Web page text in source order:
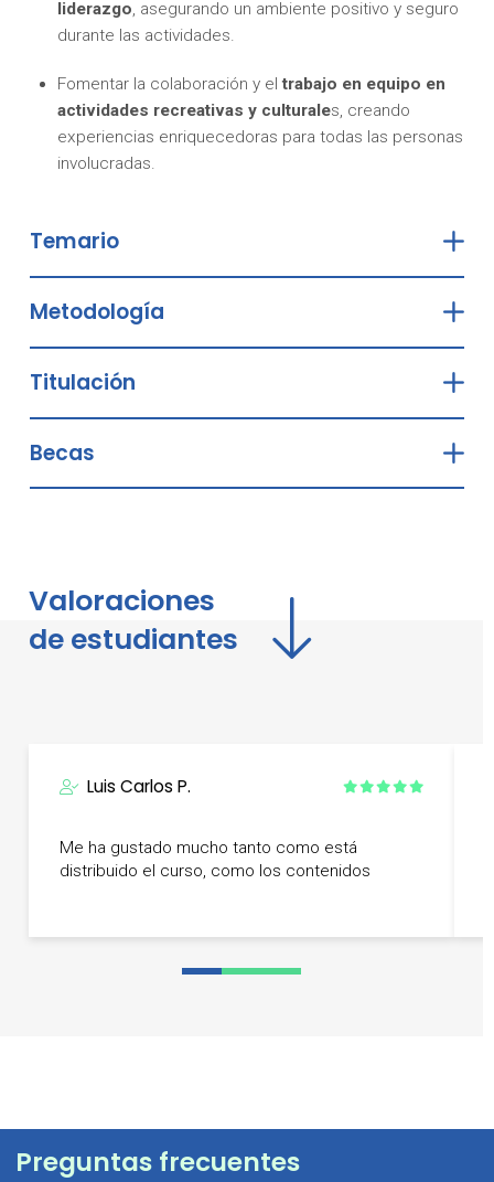
liderazgo, asegurando un ambiente positivo y seguro
durante las actividades.
Fomentar la colaboración y eltrabajo en equipo en
actividades recreativas y culturales, creando
experiencias enriquecedoras para todas las personas
involucradas.
Temario
Metodología
Titulación
Becas
Valoraciones
de estudiantes
Luis Carlos P.
Me ha gustado mucho tanto como está
distribuido el curso, como los contenidos
0 1 2 3 4 5 6
Preguntas frecuentes